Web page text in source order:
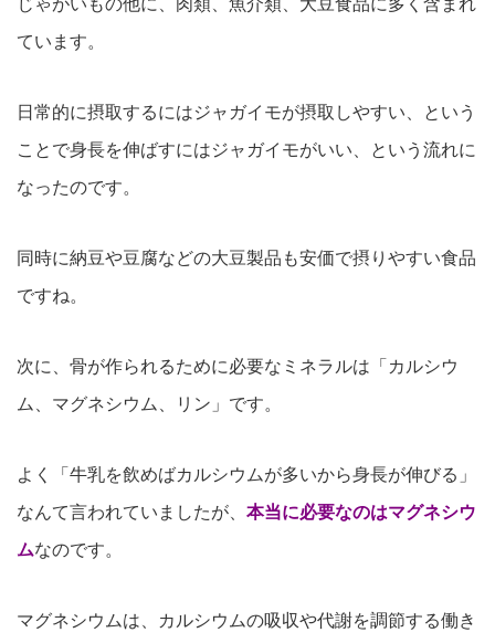
じゃがいもの他に、肉類、魚介類、大豆食品に多く含まれ
ています。
日常的に摂取するにはジャガイモが摂取しやすい、という
ことで身長を伸ばすにはジャガイモがいい、という流れに
なったのです。
同時に納豆や豆腐などの大豆製品も安価で摂りやすい食品
ですね。
次に、骨が作られるために必要なミネラルは「カルシウ
ム、マグネシウム、リン」です。
よく「牛乳を飲めばカルシウムが多いから身長が伸びる」
なんて言われていましたが、 本当に必要なのはマグネシウ
ムなのです。
マグネシウムは、カルシウムの吸収や代謝を調節する働き